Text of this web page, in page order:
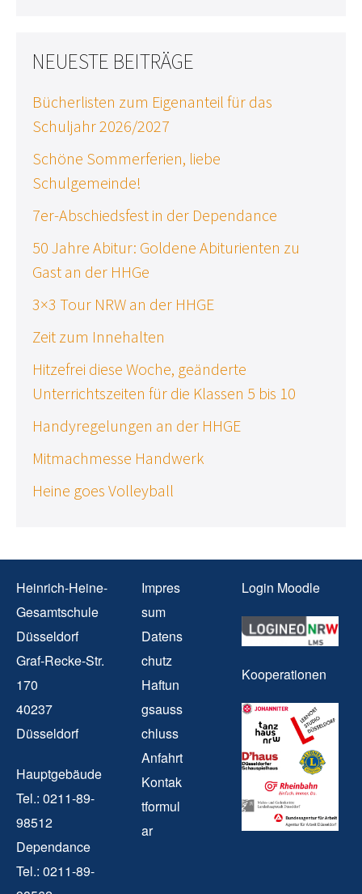
NEUESTE BEITRÄGE
Bücherlisten zum Eigenanteil für das
Schuljahr 2026/2027
Schöne Sommerferien, liebe
Schulgemeinde!
7er-Abschiedsfest in der Dependance
50 Jahre Abitur: Goldene Abiturienten zu
Gast an der HHGe
3×3 Tour NRW an der HHGE
Zeit zum Innehalten
Hitzefrei diese Woche, geänderte
Unterrichtszeiten für die Klassen 5 bis 10
Handyregelungen an der HHGE
Mitmachmesse Handwerk
Heine goes Volleyball
Heinrich-Heine-
Gesamtschule
Düsseldorf
Graf-Recke-Str.
170
40237
Düsseldorf
Hauptgebäude
Tel.: 0211-89-
98512
Dependance
Tel.: 0211-89-
Impres
sum
Datens
chutz
Haftun
gsauss
chluss
Anfahrt
Kontak
tformul
ar
Login Moodle
Kooperationen